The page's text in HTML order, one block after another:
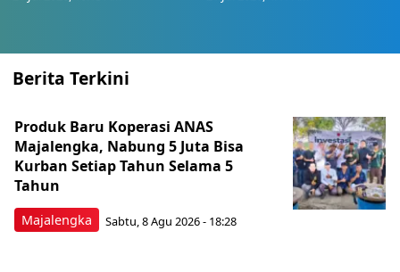
Berita Terkini
Majalengka
Produk Baru Koperasi ANAS
Majalengka, Nabung 5 Juta Bisa
Kurban Setiap Tahun Selama 5
Tahun
Sabtu, 8 Agu 2026 - 18:28